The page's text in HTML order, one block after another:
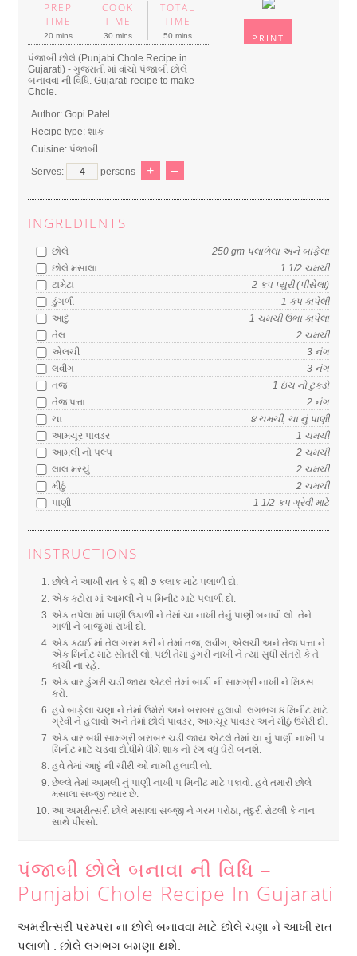
PRINT
PREP
TIME
20 mins
COOK
TIME
30 mins
TOTAL
TIME
50 mins
પંજાબી છોલે (Punjabi Chole Recipe in
Gujarati) - ગુજરાતી માં વાંચો પંજાબી છોલે
બનાવવા ની વિધિ. Gujarati recipe to make
Chole.
Author:Gopi Patel
Recipe type:શાક
Cuisine: પંજાબી
Serves:
persons + –
INGREDIENTS
છોલે 250 gmપલાળેલા અને બાફેલા
છોલે મસાલા
1 1/2 ચમચી
ટામેટા
2 કપપ્યુરી (પીસેલા)
ડુંગળી
1 કપકાપેલી
આદું
1 ચમચીઉભા કાપેલા
તેલ
2 ચમચી
એલચી
3 નંગ
લવીંગ
3 નંગ
તજ
1 ઇંચનો ટુકડો
તેજ પત્તા
2 નંગ
ચા
૪ચમચી, ચા નું પાણી
આમચૂર પાવડર
1 ચમચી
આમલી નો પલ્પ
2 ચમચી
લાલ મરચું
2 ચમચી
મીઠું
2 ચમચી
પાણી
1 1/2 કપગ્રેવી માટે
INSTRUCTIONS
છોલે ને આખી રાત કે ૬ થી ૭ કલાક માટે પલાળી દો.
એક કટોરા માં આમલી ને ૫ મિનીટ માટે પલાળી દો.
એક તપેલા માં પાણી ઉકાળી ને તેમાં ચા નાખી તેનું પાણી બનાવી લો. તેને
ગાળી ને બાજુ માં રાખી દો.
એક કઢાઈ માં તેલ ગરમ કરી ને તેમાં તજ, લવીંગ, એલચી અને તેજ પત્તા ને
એક મિનીટ માટે સોતરી લો. પછી તેમાં ડુંગરી નાખી ને ત્યાં સુધી સંતરો કે તે
કાચી ના રહે.
એક વાર ડુંગરી ચડી જાય એટલે તેમાં બાકી ની સામગ્રી નાખી ને મિક્સ
કરો.
હવે બાફેલા ચણા ને તેમાં ઉમેરો અને બરાબર હલાવો. લગભગ ૪ મિનીટ માટે
ગ્રેવી ને હલાવો અને તેમાં છોલે પાવડર, આમચૂર પાવડર અને મીઠું ઉમેરી દો.
એક વાર બધી સામગ્રી બરાબર ચડી જાય એટલે તેમાં ચા નું પાણી નાખી ૫
મિનીટ માટે ચડવા દો.ધીમે ધીમે શાક નો રંગ વધુ ઘેરો બનશે.
હવે તેમાં આદું ની ચીરી ઓ નાખી હલાવી લો.
છેલ્લે તેમાં આમલી નું પાણી નાખી ૫ મિનીટ માટે પકાવો. હવે તમારી છોલે
મસાલા સબ્જી ત્યાર છે.
આ અમરીત્સરી છોલે મસાલા સબ્જી ને ગરમ પરોઠા, તંદુરી રોટલી કે નાન
સાથે પીરસો.
પંજાબી છોલે બનાવા ની વિધિ –
Punjabi Chole Recipe In Gujarati
અમરીત્સરી પરમ્પરા ના છોલે બનાવવા માટે છોલે ચણા ને આખી રાત
પલાળો . છોલે લગભગ બમણા થશે.